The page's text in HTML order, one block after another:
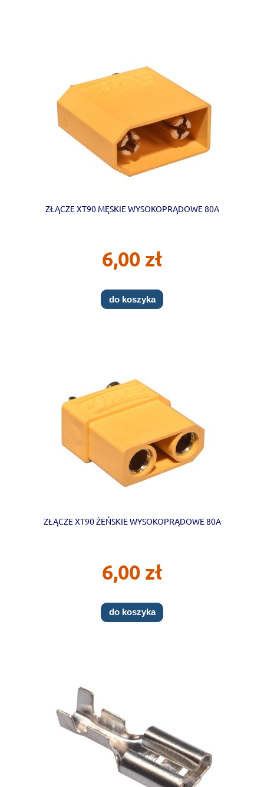
ZŁĄCZE XT90 MĘSKIE WYSOKOPRĄDOWE 80A
6,00 zł
do koszyka
ZŁĄCZE XT90 ŻEŃSKIE WYSOKOPRĄDOWE 80A
6,00 zł
do koszyka